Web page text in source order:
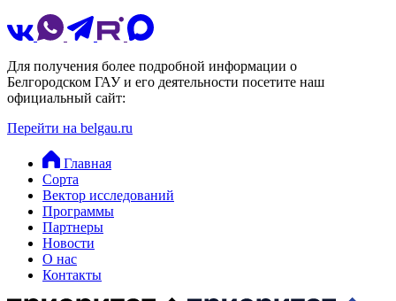
Для получения более подробной информации о
Белгородском ГАУ и его деятельности посетите наш
официальный сайт:
Перейти на belgau.ru
Главная
Сорта
Вектор исследований
Программы
Партнеры
Новости
О нас
Контакты